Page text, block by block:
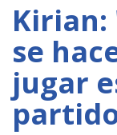
Kirian:
se
jugar